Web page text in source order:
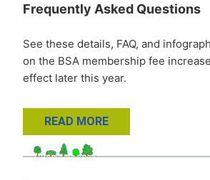
Frequently Asked Questions
See these details, FAQ, and
on the BSA membership fee
effect later this year.
READ MORE